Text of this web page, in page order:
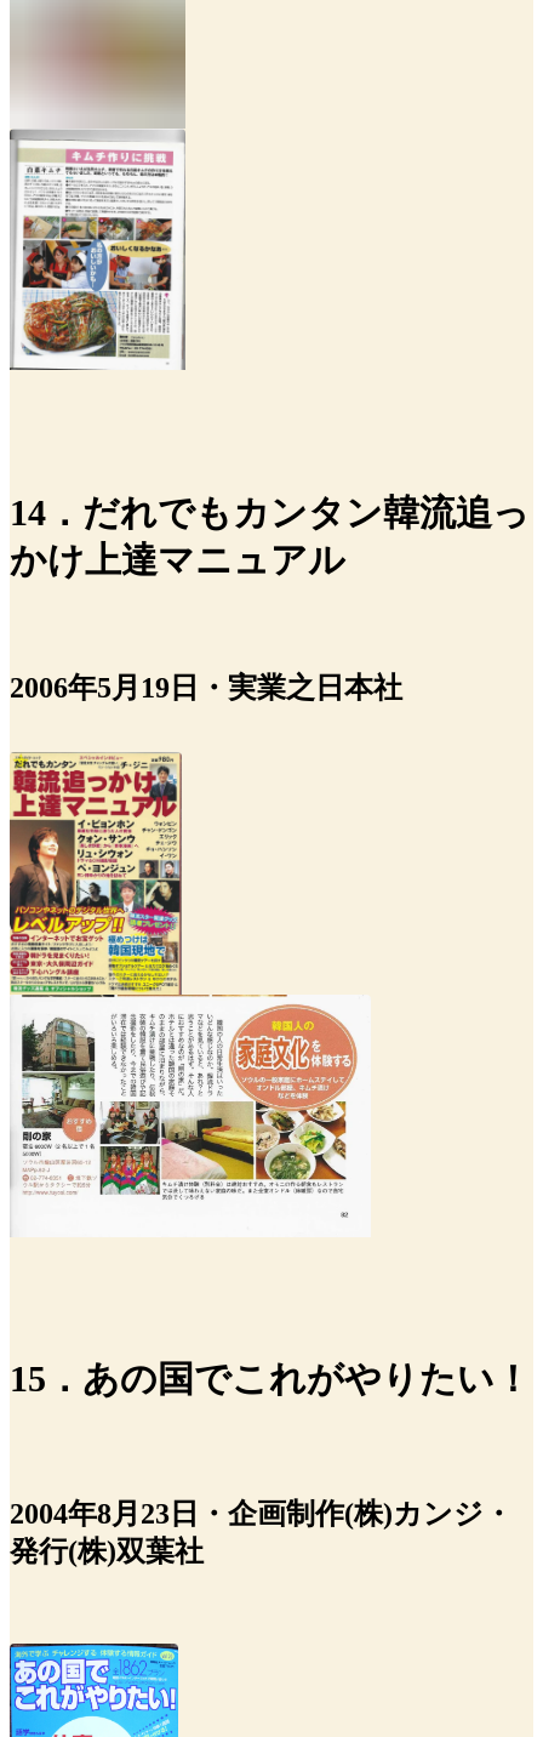
14．だれでもカンタン韓流追っ
かけ上達マニュアル
2006年5月19日・実業之日本社
15．あの国でこれがやりたい！
2004年8月23日・企画制作(株)カンジ・
発行(株)双葉社